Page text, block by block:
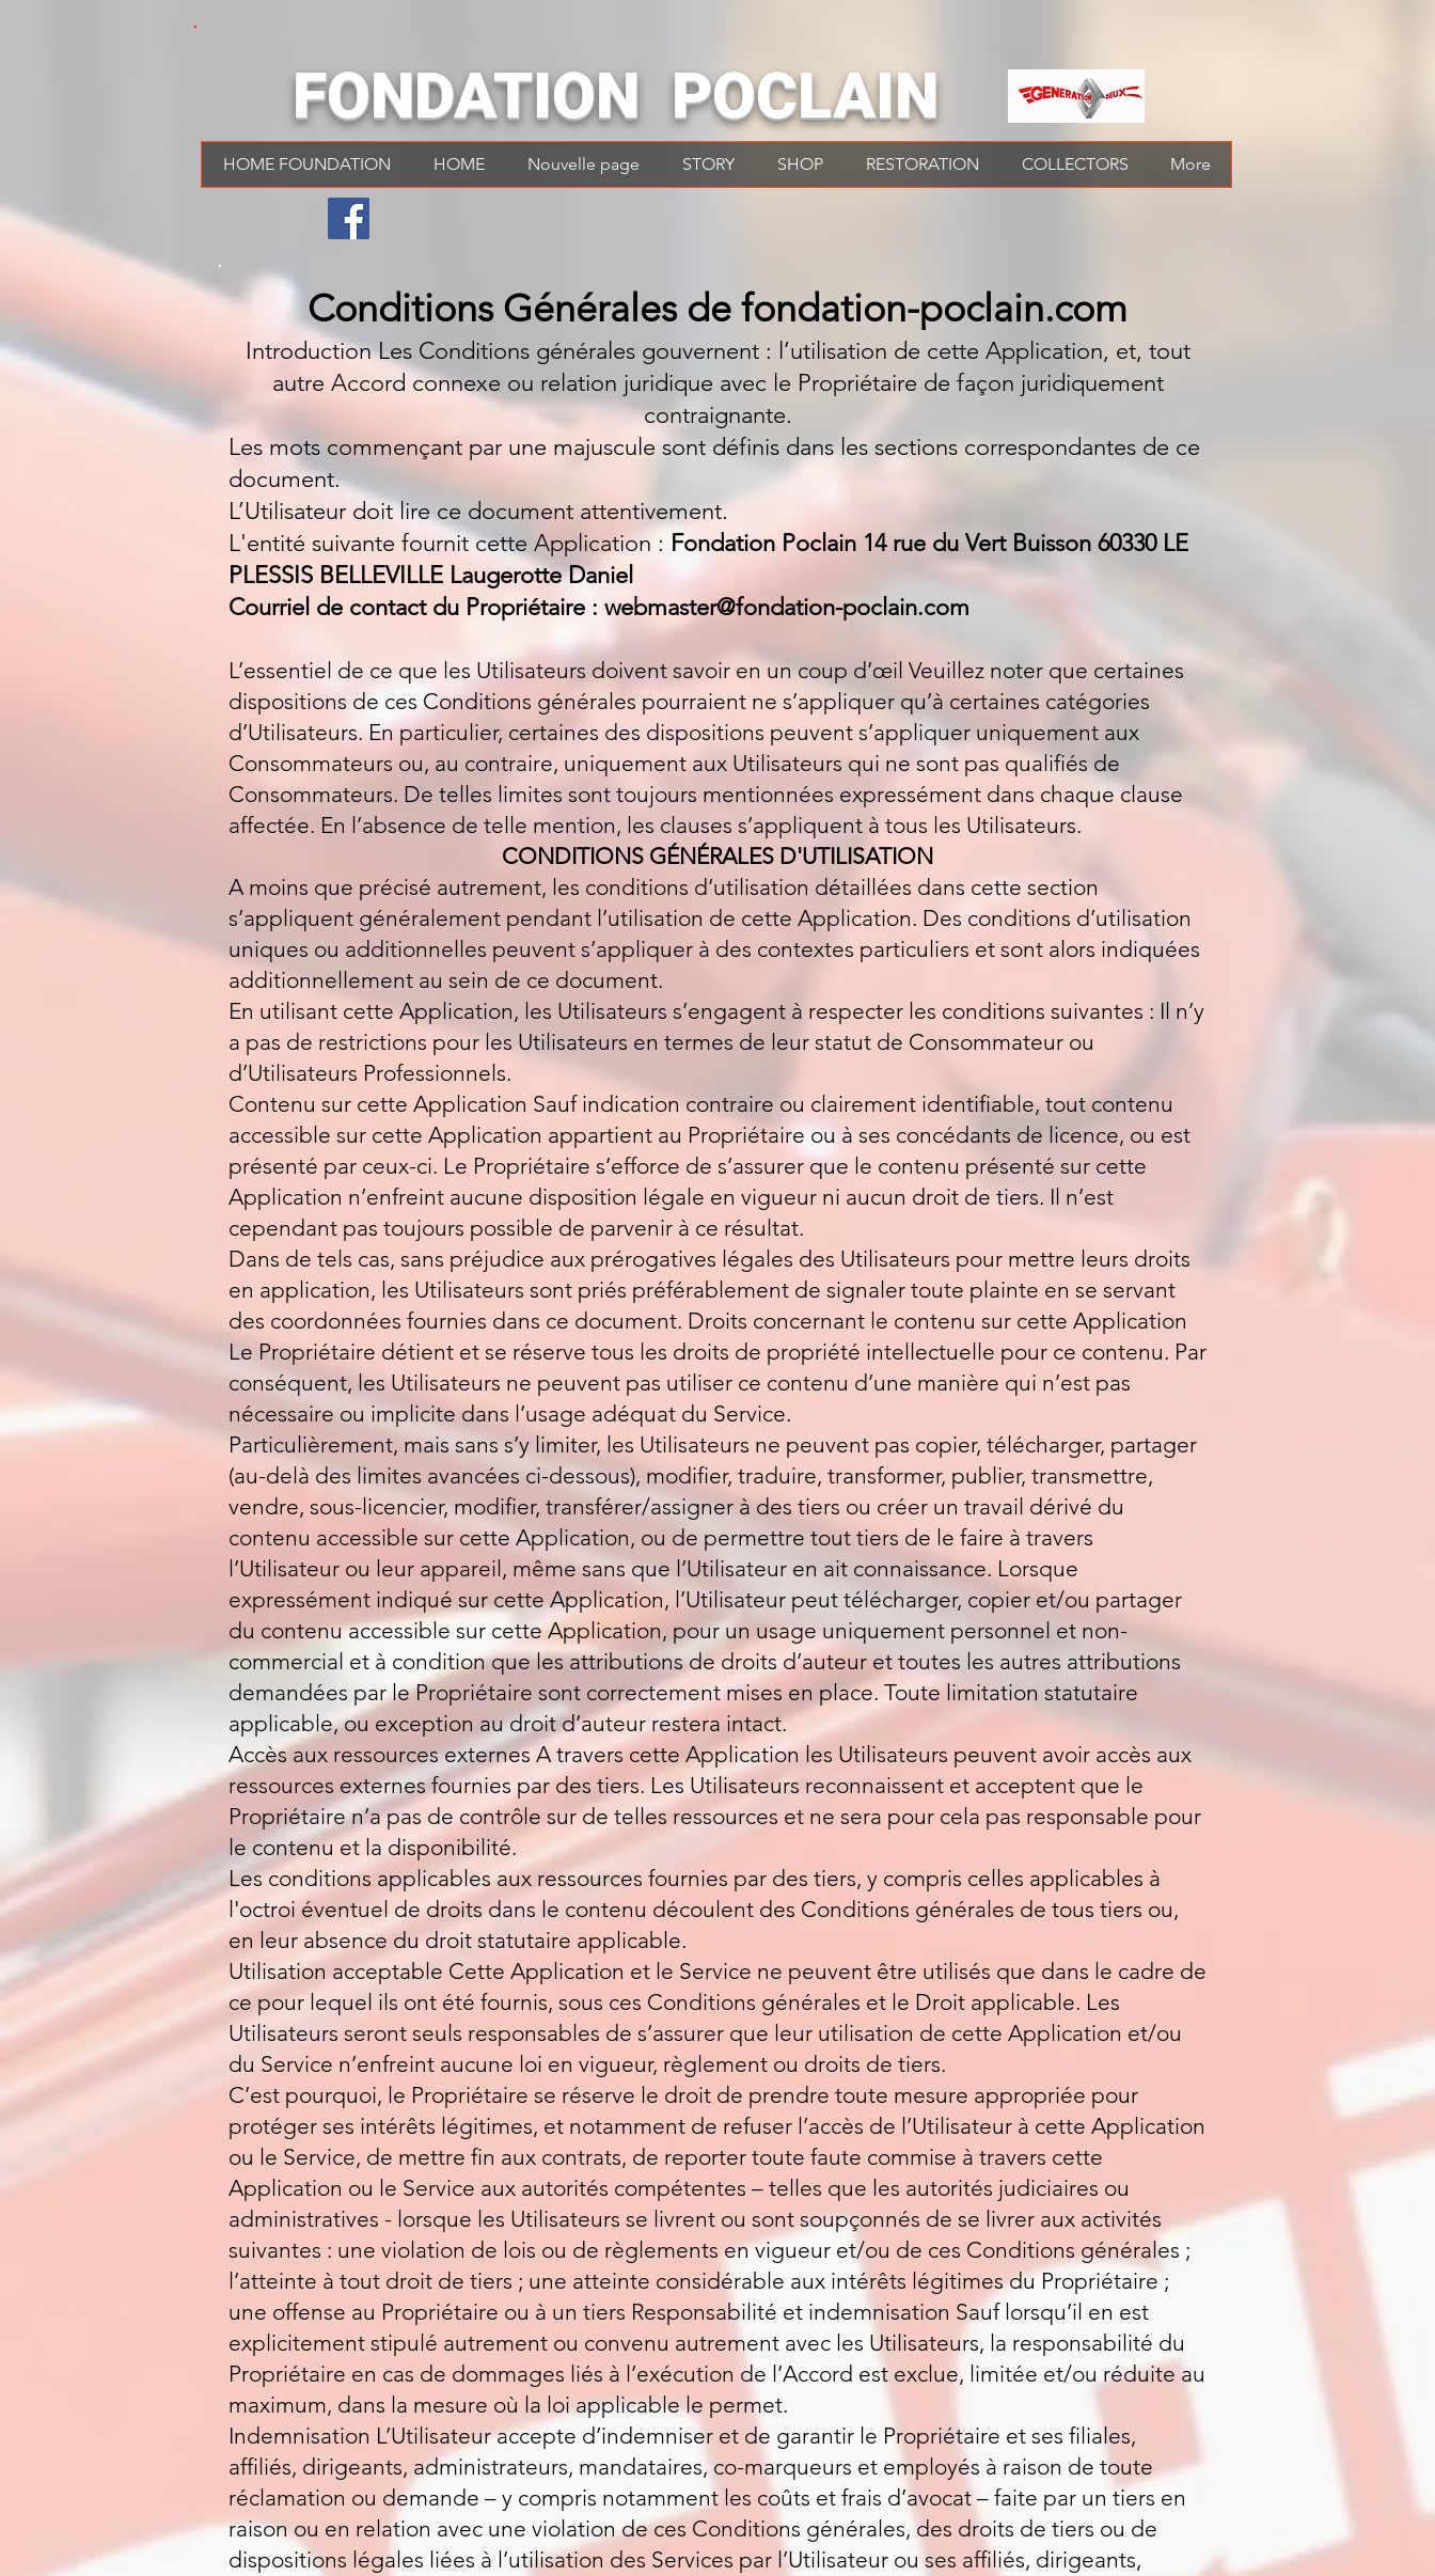
FONDATION POCLAIN
HOME FOUNDATION HOME Nouvelle page STORY SHOP RESTORATION COLLECTORS More
Conditions Générales de fondation-poclain.com
Introduction Les Conditions générales gouvernent : l’utilisation de cette Application, et, tout
autre Accord connexe ou relation juridique avec le Propriétaire de façon juridiquement
contraignante.
Les mots commençant par une majuscule sont définis dans les sections correspondantes de ce
document.
L’Utilisateur doit lire ce document attentivement.
L'entité suivante fournit cette Application : Fondation Poclain 14 rue du Vert Buisson 60330 LE
PLESSIS BELLEVILLE Laugerotte Daniel
Courriel de contact du Propriétaire : webmaster@fondation-poclain.com
L’essentiel de ce que les Utilisateurs doivent savoir en un coup d’œil Veuillez noter que certaines
dispositions de ces Conditions générales pourraient ne s’appliquer qu’à certaines catégories
d’Utilisateurs. En particulier, certaines des dispositions peuvent s’appliquer uniquement aux
Consommateurs ou, au contraire, uniquement aux Utilisateurs qui ne sont pas qualifiés de
Consommateurs. De telles limites sont toujours mentionnées expressément dans chaque clause
affectée. En l’absence de telle mention, les clauses s’appliquent à tous les Utilisateurs.
CONDITIONS GÉNÉRALES D'UTILISATION
A moins que précisé autrement, les conditions d’utilisation détaillées dans cette section
s’appliquent généralement pendant l’utilisation de cette Application. Des conditions d’utilisation
uniques ou additionnelles peuvent s’appliquer à des contextes particuliers et sont alors indiquées
additionnellement au sein de ce document.
En utilisant cette Application, les Utilisateurs s’engagent à respecter les conditions suivantes : Il n’y
a pas de restrictions pour les Utilisateurs en termes de leur statut de Consommateur ou
d’Utilisateurs Professionnels.
Contenu sur cette Application Sauf indication contraire ou clairement identifiable, tout contenu
accessible sur cette Application appartient au Propriétaire ou à ses concédants de licence, ou est
présenté par ceux-ci. Le Propriétaire s’efforce de s’assurer que le contenu présenté sur cette
Application n’enfreint aucune disposition légale en vigueur ni aucun droit de tiers. Il n’est
cependant pas toujours possible de parvenir à ce résultat.
Dans de tels cas, sans préjudice aux prérogatives légales des Utilisateurs pour mettre leurs droits
en application, les Utilisateurs sont priés préférablement de signaler toute plainte en se servant
des coordonnées fournies dans ce document. Droits concernant le contenu sur cette Application
Le Propriétaire détient et se réserve tous les droits de propriété intellectuelle pour ce contenu. Par
conséquent, les Utilisateurs ne peuvent pas utiliser ce contenu d’une manière qui n’est pas
nécessaire ou implicite dans l’usage adéquat du Service.
Particulièrement, mais sans s’y limiter, les Utilisateurs ne peuvent pas copier, télécharger, partager
(au-delà des limites avancées ci-dessous), modifier, traduire, transformer, publier, transmettre,
vendre, sous-licencier, modifier, transférer/assigner à des tiers ou créer un travail dérivé du
contenu accessible sur cette Application, ou de permettre tout tiers de le faire à travers
l’Utilisateur ou leur appareil, même sans que l’Utilisateur en ait connaissance. Lorsque
expressément indiqué sur cette Application, l’Utilisateur peut télécharger, copier et/ou partager
du contenu accessible sur cette Application, pour un usage uniquement personnel et non-
commercial et à condition que les attributions de droits d’auteur et toutes les autres attributions
demandées par le Propriétaire sont correctement mises en place. Toute limitation statutaire
applicable, ou exception au droit d’auteur restera intact.
Accès aux ressources externes A travers cette Application les Utilisateurs peuvent avoir accès aux
ressources externes fournies par des tiers. Les Utilisateurs reconnaissent et acceptent que le
Propriétaire n’a pas de contrôle sur de telles ressources et ne sera pour cela pas responsable pour
le contenu et la disponibilité.
Les conditions applicables aux ressources fournies par des tiers, y compris celles applicables à
l'octroi éventuel de droits dans le contenu découlent des Conditions générales de tous tiers ou,
en leur absence du droit statutaire applicable.
Utilisation acceptable Cette Application et le Service ne peuvent être utilisés que dans le cadre de
ce pour lequel ils ont été fournis, sous ces Conditions générales et le Droit applicable. Les
Utilisateurs seront seuls responsables de s’assurer que leur utilisation de cette Application et/ou
du Service n’enfreint aucune loi en vigueur, règlement ou droits de tiers.
C’est pourquoi, le Propriétaire se réserve le droit de prendre toute mesure appropriée pour
protéger ses intérêts légitimes, et notamment de refuser l’accès de l’Utilisateur à cette Application
ou le Service, de mettre fin aux contrats, de reporter toute faute commise à travers cette
Application ou le Service aux autorités compétentes – telles que les autorités judiciaires ou
administratives - lorsque les Utilisateurs se livrent ou sont soupçonnés de se livrer aux activités
suivantes : une violation de lois ou de règlements en vigueur et/ou de ces Conditions générales ;
l’atteinte à tout droit de tiers ; une atteinte considérable aux intérêts légitimes du Propriétaire ;
une offense au Propriétaire ou à un tiers Responsabilité et indemnisation Sauf lorsqu’il en est
explicitement stipulé autrement ou convenu autrement avec les Utilisateurs, la responsabilité du
Propriétaire en cas de dommages liés à l’exécution de l’Accord est exclue, limitée et/ou réduite au
maximum, dans la mesure où la loi applicable le permet.
Indemnisation L’Utilisateur accepte d’indemniser et de garantir le Propriétaire et ses filiales,
affiliés, dirigeants, administrateurs, mandataires, co-marqueurs et employés à raison de toute
réclamation ou demande – y compris notamment les coûts et frais d’avocat – faite par un tiers en
raison ou en relation avec une violation de ces Conditions générales, des droits de tiers ou de
dispositions légales liées à l’utilisation des Services par l’Utilisateur ou ses affiliés, dirigeants,